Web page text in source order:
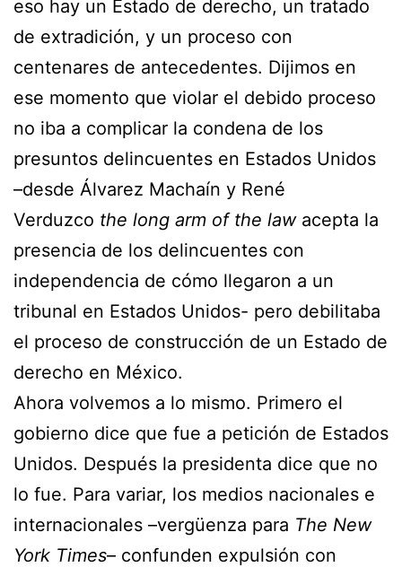
eso hay un Estado de derecho, un tratado
de extradición, y un proceso con
centenares de antecedentes. Dijimos en
ese momento que violar el debido proceso
no iba a complicar la condena de los
presuntos delincuentes en Estados Unidos
–desde Álvarez Machaín y René
Verduzco the long arm of the lawacepta la
presencia de los delincuentes con
independencia de cómo llegaron a un
tribunal en Estados Unidos- pero debilitaba
el proceso de construcción de un Estado de
derecho en México.
Ahora volvemos a lo mismo. Primero el
gobierno dice que fue a petición de Estados
Unidos. Después la presidenta dice que no
lo fue. Para variar, los medios nacionales e
internacionales –vergüenza para The New
York Times– confunden expulsión con